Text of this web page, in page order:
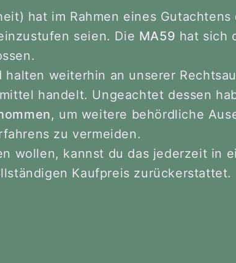
hat im Rahmen eines Gutachtens
seien. Die MA59 hat sich
weiterhin an unserer
handelt. Ungeachtet dessen
, um weitere behördliche
zu vermeiden.
wollen, kannst du das jederzeit in
Kaufpreis zurückerstattet.